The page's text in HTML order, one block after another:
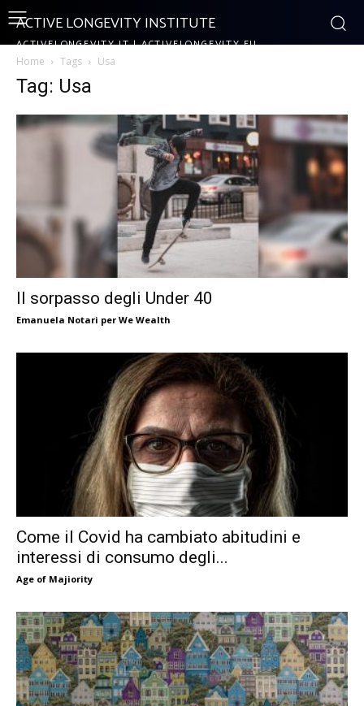
ACTIVE LONGEVITY INSTITUTE
ACTIVELONGEVITY.IT | ACTIVELONGEVITY.EU
Home Tags Usa
Tag: Usa
Il sorpasso degli Under 40
Emanuela Notari per We Wealth
Come il Covid ha cambiato abitudini e
interessi di consumo degli...
Age of Majiority